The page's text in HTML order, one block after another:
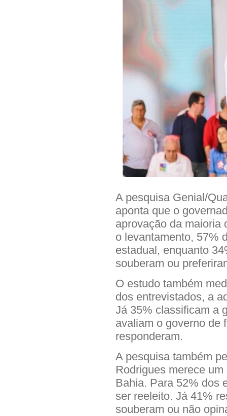
A pesquisa Genial/
aponta que o
aprovação da maioria
o levantamento, 57%
estadual, enquanto
souberam ou
O estudo também
dos entrevistados, a
Já 35% classificam a
avaliam o governo de
responderam.
A pesquisa também
Rodrigues merece
Bahia. Para 52% dos
ser reeleito. Já 41%
souberam ou não